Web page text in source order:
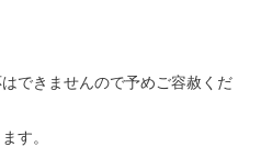
できませんので予めご容赦くだ
す。